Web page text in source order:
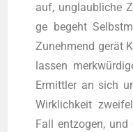
auf, unglaub­li­che
ge begeht
Zuneh­mend gerät
las­sen
Ermitt­ler an sich
Wirk­lich­keit
Fall ent­zo­gen,